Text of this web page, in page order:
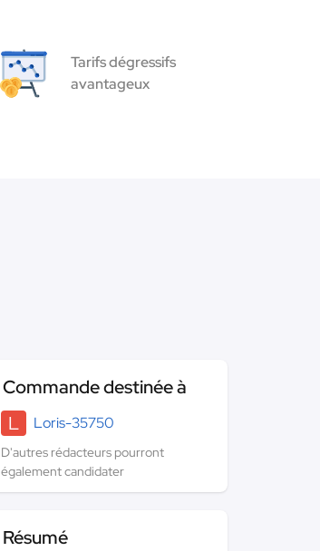
Tarifs dégressifs
avantageux
Commande destinée à
L
Loris-35750
D'autres rédacteurs pourront
également candidater
Résumé